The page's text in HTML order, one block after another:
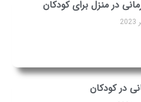
در منزل برای کودکان
در کودکان